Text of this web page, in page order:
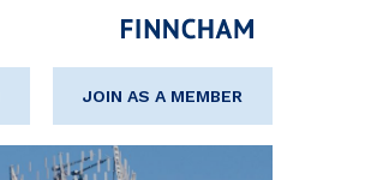
JOIN AS A MEMBER